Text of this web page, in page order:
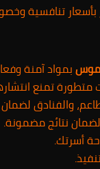
بأسعار تنافسية
بمواد آمنة
متطورة تمنع
والفنادق
نتائج مضمونة.
أسرتك.